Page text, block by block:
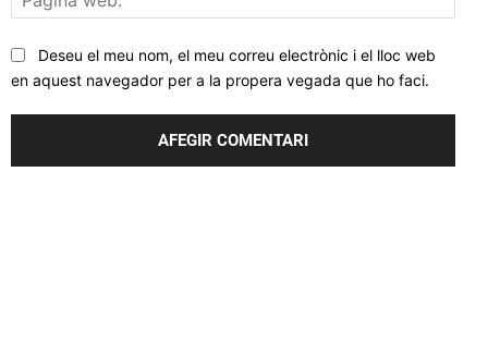
web:
Deseu el meu nom, el meu correu electrònic i el lloc web
en aquest navegador per a la propera vegada que ho faci.